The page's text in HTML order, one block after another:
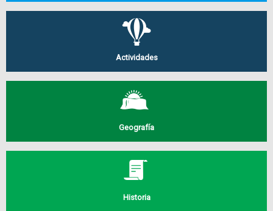
Actividades
Geografía
Historia